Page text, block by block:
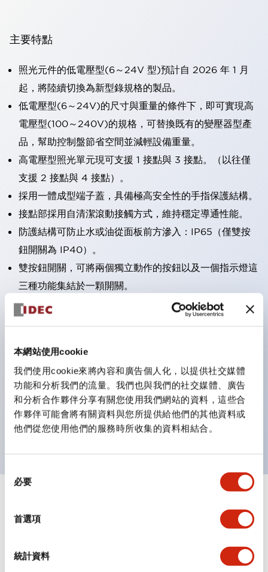
本網站使用cookie
我們使用cookie來將內容和廣告個人化，以提供社交媒體
功能和分析我們的流量。我們也與我們的社交媒體、廣告
和分析合作夥伴分享有關您使用我們網站的資料，這些合
作夥伴可能會將有關資料與您所提供給他們的其他資料或
他們從您使用他們的服務時所收集的資料相結合。
必要
首選項
統計資料
主要特點
照光元件的低電壓型(6～24V 型)預計自 2026 年 1 月
起，將陸續切換為新型錄規格的製品。
低電壓型(6～24V)的尺寸與重量的條件下，即可實現高
電壓型(100～240V)的規格，可替換既有的變壓器型產
品，幫助控制盤節省空間並減輕設備重量。
高電壓型照光單元現可支援 1 接點與 3 接點。（以往僅
支援 2 接點與 4 接點）。
採用一體成型端子蓋，具備極高安全性的手指保護結構。
接點部採用自清潔滾動接觸方式，維持穩定導通性能。
防護結構可防止水或油從面板前方滲入：IP65（僅雙按
鈕開關為 IP40）。
雙按鈕開關，可將兩個獨立動作的按鈕以及一個指示燈這
三種功能集結於一顆開關。
完整支援全球各地需求的多種電壓規格。
顏色。
支援色彩通用設計（CUD）：可清楚辨識正方平頭形指
示燈的亮燈/熄燈狀態，以及點燈時的顏色識別。
符合 ISO 3864-4 安全色規範：在危險或緊急狀況下，
顏色表現更明確鮮明，便於更多人識別。
環境規範